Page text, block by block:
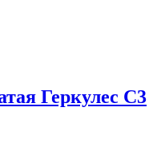
Геркулес С3